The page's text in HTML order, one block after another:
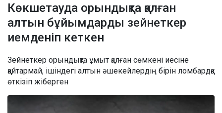
Көкшетауда орындықта қалған
алтын бұйымдарды зейнеткер
иемденіп кеткен
Зейнеткер орындықта ұмыт қалған сөмкені иесіне
қайтармай, ішіндегі алтын әшекейлердің бірін ломбардқа
өткізіп жіберген